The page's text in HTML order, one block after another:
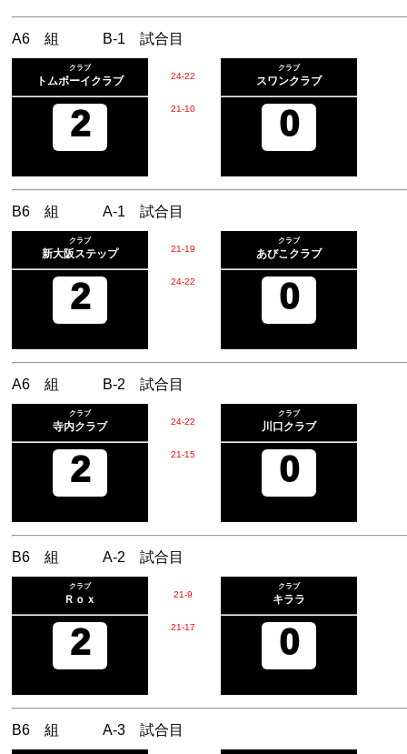
A6 組 B-1 試合目
クラブ
トムボーイクラブ
2
24-22
21-10
クラブ
スワンクラブ
0
B6 組 A-1 試合目
クラブ
新大阪ステップ
2
21-19
24-22
クラブ
あびこクラブ
0
A6 組 B-2 試合目
クラブ
寺内クラブ
2
24-22
21-15
クラブ
川口クラブ
0
B6 組 A-2 試合目
クラブ
Ｒｏｘ
2
21-9
21-17
クラブ
キララ
0
B6 組 A-3 試合目